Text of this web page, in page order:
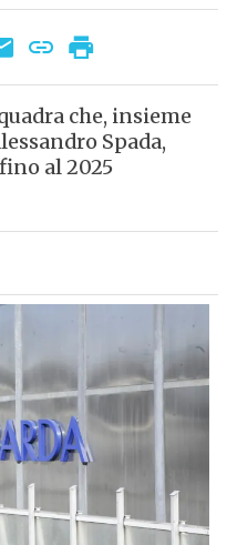
che, insieme
Spada,
al 2025